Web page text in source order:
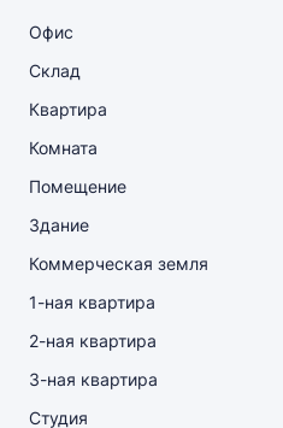
Офис
Склад
Квартира
Комната
Помещение
Здание
Коммерческая земля
1-ная квартира
2-ная квартира
3-ная квартира
Студия